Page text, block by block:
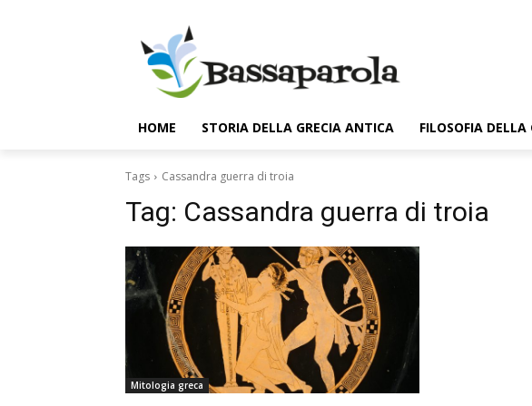
HOME STORIA DELLA GRECIA ANTICA FILOSOFIA
Tags Cassandra guerra di troia
Tag: Cassandra guerra di troia
Mitologia greca